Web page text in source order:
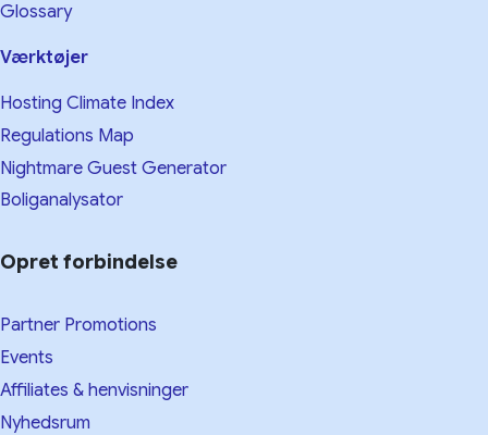
Glossary
Værktøjer
Hosting Climate Index
Regulations Map
Nightmare Guest Generator
Boliganalysator
Opret forbindelse
Partner Promotions
Events
Affiliates & henvisninger
Nyhedsrum